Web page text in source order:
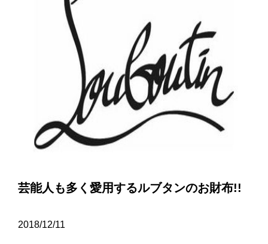
芸能人も多く愛用するルブタンのお財布!!
2018/12/11